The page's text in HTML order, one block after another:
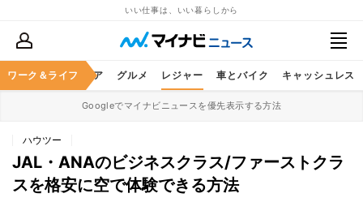
いい仕事は、いい暮らしから
ワーク＆ライフ
暮らし ヘルスケア グルメ レジャー 車とバイク キャッシュレス
Googleでマイナビニュースを優先表示する方法
ハウツー
JAL・ANAのビジネスクラス/ファーストクラ
スを格安に空で体験できる方法